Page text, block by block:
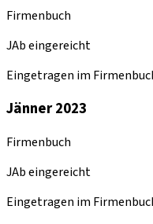
Firmenbuch
JAb eingereicht
Eingetragen im
Jänner 2023
Firmenbuch
JAb eingereicht
Eingetragen im